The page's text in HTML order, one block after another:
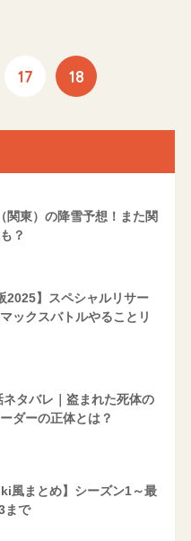
17 18
関東）の降雪予想！また関
？
2025】スペシャルリサー
ックスバトルやることリ
ネタバレ｜盗まれた死体の
ダーの正体とは？
風まとめ】シーズン1～最
まで